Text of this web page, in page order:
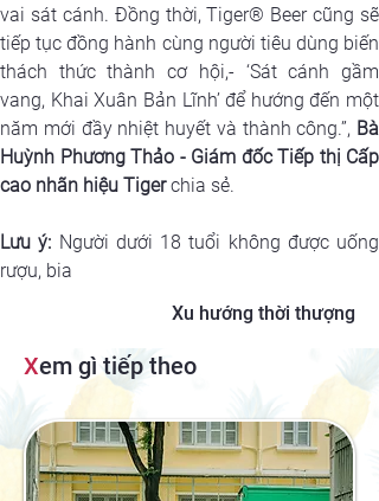
vai sát cánh. Đồng thời, Tiger® Beer cũng sẽ
tiếp tục đồng hành cùng người tiêu dùng biến
thách thức thành cơ hội,- ‘Sát cánh gầm
vang, Khai Xuân Bản Lĩnh’ để hướng đến một
năm mới đầy nhiệt huyết và thành công.”, Bà
Huỳnh Phương Thảo - Giám đốc Tiếp thị Cấp
cao nhãn hiệu Tiger chia sẻ.
Lưu ý: Người dưới 18 tuổi không được uống
rượu, bia
Xu hướng thời thượng
Xem gì tiếp theo